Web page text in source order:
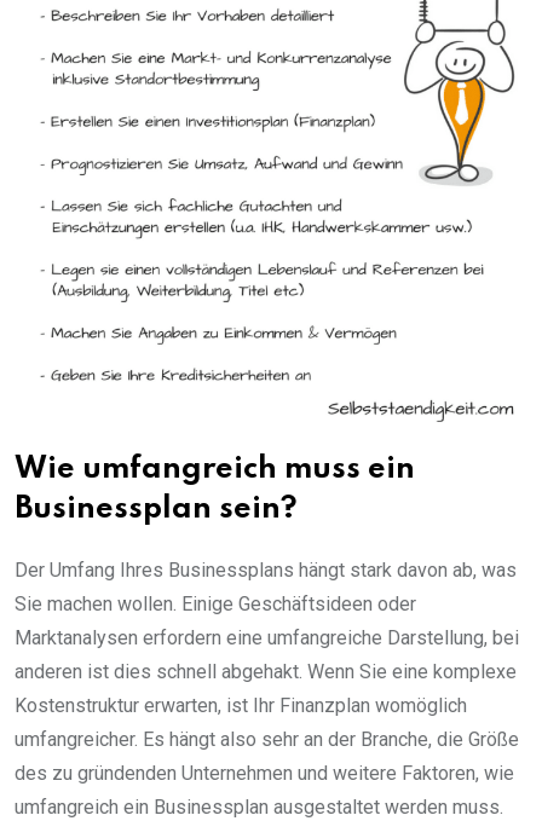
Wie umfangreich muss ein
Businessplan sein?
Der Umfang Ihres Businessplans hängt stark davon ab, was
Sie machen wollen. Einige Geschäftsideen oder
Marktanalysen erfordern eine umfangreiche Darstellung, bei
anderen ist dies schnell abgehakt. Wenn Sie eine komplexe
Kostenstruktur erwarten, ist Ihr Finanzplan womöglich
umfangreicher. Es hängt also sehr an der Branche, die Größe
des zu gründenden Unternehmen und weitere Faktoren, wie
umfangreich ein Businessplan ausgestaltet werden muss.